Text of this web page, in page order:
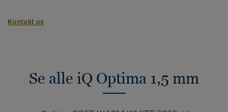
Kontakt os
Se alle iQ Optima 1,5 mm